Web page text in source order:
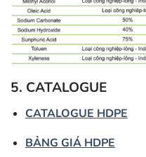
5. CATALOGUE
CATALOGUE HDPE
BẢNG GIÁ HDPE